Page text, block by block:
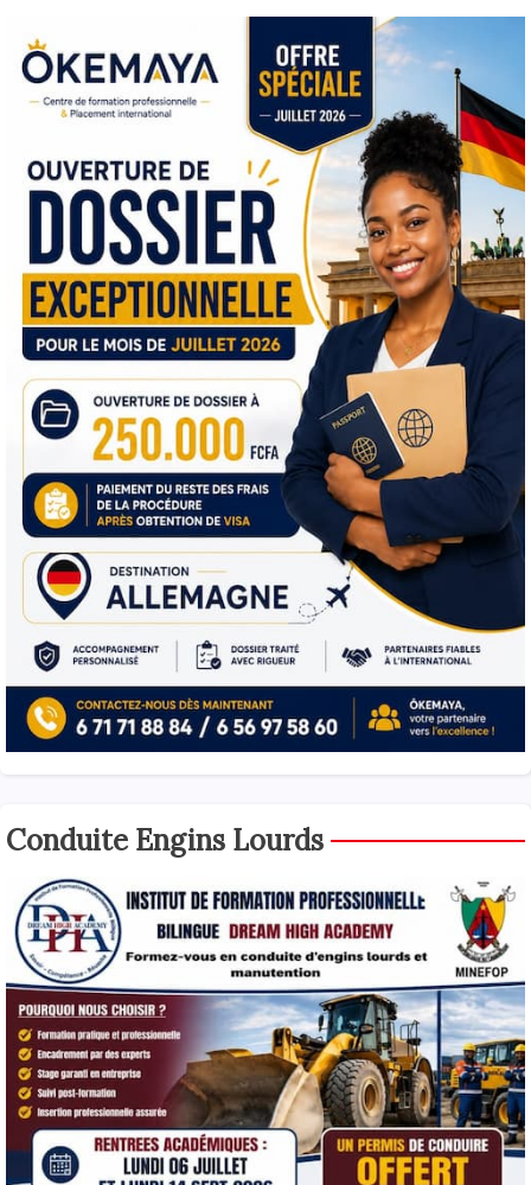
Conduite Engins Lourds